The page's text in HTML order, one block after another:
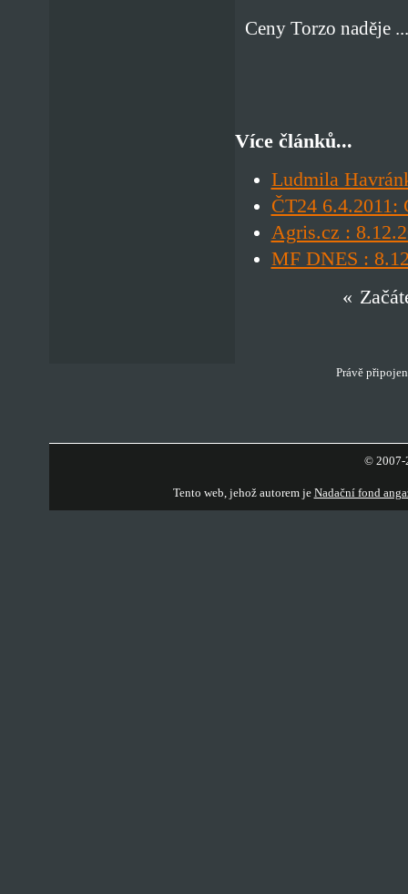
Ceny Torzo naděje
Více článků...
Ludmila
ČT24 6.4.2011:
Agris.cz :
MF DNES :
«
Právě
© 2007-
Tento web, jehož autorem je Nadační fond